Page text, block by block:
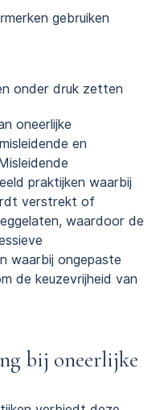
gebruiken
onder druk zetten
oneerlijke
en
praktijken waarbij
verstrekt of
waardoor de
waarbij ongepaste
de keuzevrijheid van
bij oneerlijke